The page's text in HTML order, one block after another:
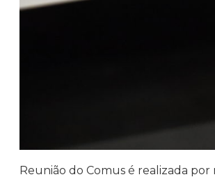
Reunião do Comus é realizada